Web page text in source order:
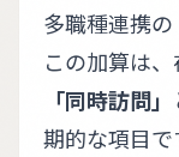
多職種連携
この加算は
「同時訪問」
期的な項目で